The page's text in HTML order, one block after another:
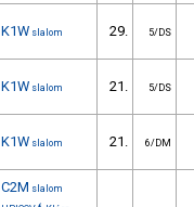
K1W slalom 29. 5/DS
K1W slalom 21. 5/DS
K1W slalom 21. 6/DM
C2M slalom